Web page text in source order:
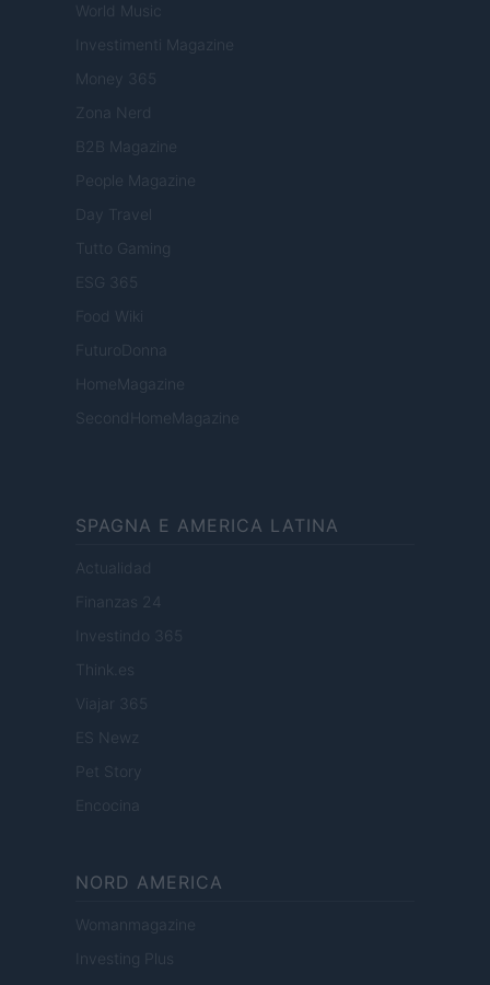
World Music
Investimenti Magazine
Money 365
Zona Nerd
B2B Magazine
People Magazine
Day Travel
Tutto Gaming
ESG 365
Food Wiki
FuturoDonna
HomeMagazine
SecondHomeMagazine
SPAGNA E AMERICA LATINA
Actualidad
Finanzas 24
Investindo 365
Think.es
Viajar 365
ES Newz
Pet Story
Encocina
NORD AMERICA
Womanmagazine
Investing Plus